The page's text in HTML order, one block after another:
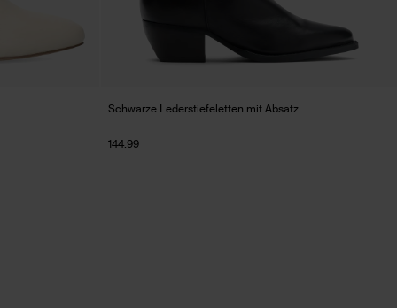
Schwarze Lederstiefeletten mit Absatz
144.99